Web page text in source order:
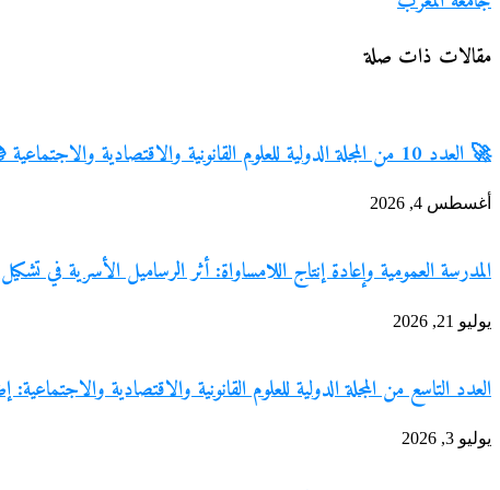
مقالات ذات صلة
🚀 العدد 10 من المجلة الدولية للعلوم القانونية والاقتصادية والاجتماعية 📚 Volume 2 – Issue 8 | غشت 2026 | ISSN: 3119-6411
أغسطس 4, 2026
المدرسة العمومية وإعادة إنتاج اللامساواة: أثر الرساميل الأسرية في
يوليو 21, 2026
العدد التاسع من المجلة الدولية للعلوم القانونية والاقتصادية والاجتماعية:
يوليو 3, 2026